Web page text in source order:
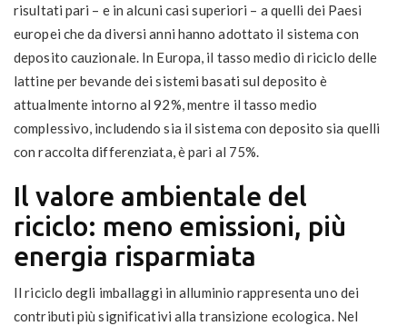
risultati pari – e in alcuni casi superiori – a quelli dei Paesi
europei che da diversi anni hanno adottato il sistema con
deposito cauzionale. In Europa, il tasso medio di riciclo delle
lattine per bevande dei sistemi basati sul deposito è
attualmente intorno al 92%, mentre il tasso medio
complessivo, includendo sia il sistema con deposito sia quelli
con raccolta differenziata, è pari al 75%.
Il valore ambientale del
riciclo: meno emissioni, più
energia risparmiata
Il riciclo degli imballaggi in alluminio rappresenta uno dei
contributi più significativi alla transizione ecologica. Nel